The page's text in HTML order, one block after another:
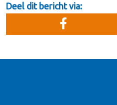
Deel dit bericht via: